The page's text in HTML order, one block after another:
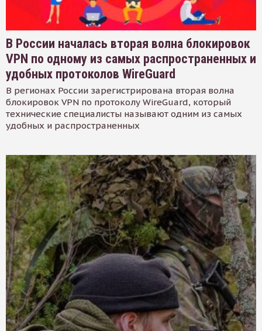
В России началась вторая волна блокировок
VPN по одному из самых распространенных и
удобных протоколов WireGuard
В регионах России зарегистрирована вторая волна
блокировок VPN по протоколу WireGuard, который
технические специалисты называют одним из самых
удобных и распространенных